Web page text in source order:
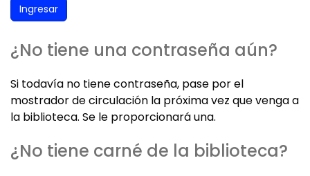
¿No tiene una contraseña aún?
Si todavía no tiene contraseña, pase por el
mostrador de circulación la próxima vez que venga a
la biblioteca. Se le proporcionará una.
¿No tiene carné de la biblioteca?